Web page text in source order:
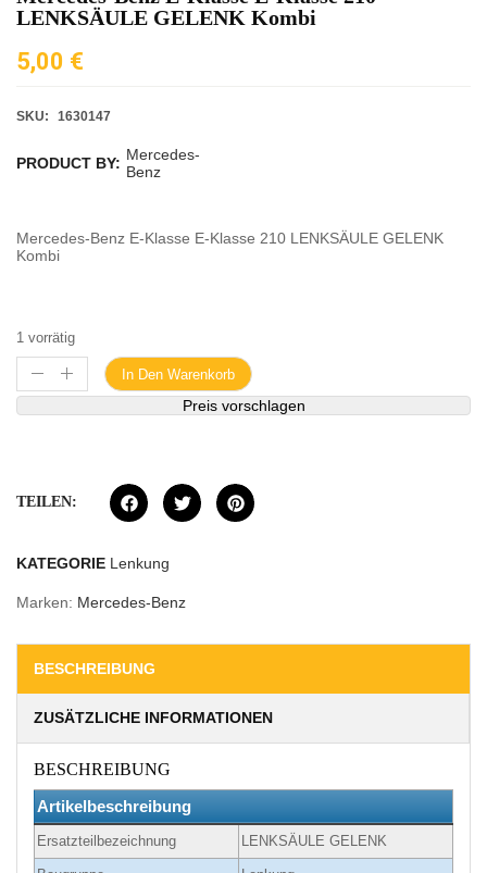
LENKSÄULE GELENK Kombi
5,00 €
SKU: 1630147
PRODUCT BY: Mercedes-
Benz
Mercedes-Benz E-Klasse E-Klasse 210 LENKSÄULE GELENK
Kombi
1 vorrätig
In Den Warenkorb
Preis vorschlagen
TEILEN:
KATEGORIE Lenkung
Marken: Mercedes-Benz
BESCHREIBUNG
ZUSÄTZLICHE INFORMATIONEN
BESCHREIBUNG
Artikelbeschreibung
Ersatzteilbezeichnung LENKSÄULE GELENK